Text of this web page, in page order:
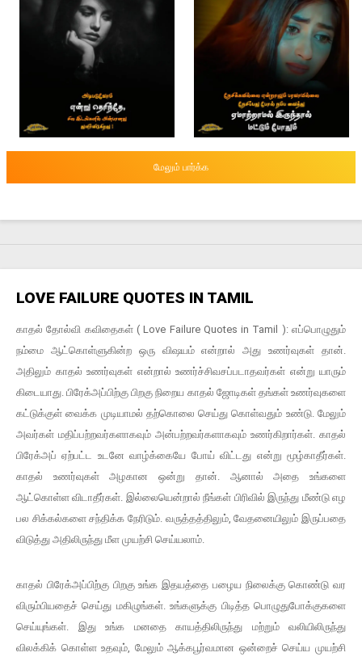
மேலும் பார்க்க
LOVE FAILURE QUOTES IN TAMIL
காதல் தோல்வி கவிதைகள் ( Love Failure Quotes in Tamil ): எப்பொழுதும்
நம்மை ஆட்கொள்ளுகின்ற ஒரு விஷயம் என்றால் அது உணர்வுகள் தான்.
அதிலும் காதல் உணர்வுகள் என்றால் உணர்ச்சிவசப்படாதவர்கள் என்று யாரும்
கிடையாது. பிரேக்அப்பிற்கு பிறகு நிறைய காதல் ஜோடிகள் தங்கள் உணர்வுகளை
கட்டுக்குள் வைக்க முடியாமல் தற்கொலை செய்து கொள்வதும் உண்டு. மேலும்
அவர்கள் மதிப்பற்றவர்களாகவும் அன்பற்றவர்களாகவும் உணர்கிறார்கள். காதல்
பிரேக்அப் ஏற்பட்ட உடனே வாழ்க்கையே போய் விட்டது என்று மூழ்காதீர்கள்.
காதல் உணர்வுகள் அழகான ஒன்று தான். ஆனால் அதை உங்களை
ஆட்கொள்ள விடாதீர்கள். இல்லையென்றால் நீங்கள் பிரிவில் இருந்து மீண்டு எழ
பல சிக்கல்களை சந்திக்க நேரிடும். வருத்தத்திலும், வேதனையிலும் இருப்பதை
விடுத்து அதிலிருந்து மீள முயற்சி செய்யலாம்.
காதல் பிரேக்அப்பிற்கு பிறகு உங்க இதயத்தை பழைய நிலைக்கு கொண்டு வர
விரும்பியதைச் செய்து மகிழுங்கள். உங்களுக்கு பிடித்த பொழுதுபோக்குகளை
செய்யுங்கள். இது உங்க மனதை காயத்திலிருந்து மற்றும் வலியிலிருந்து
விலக்கிக் கொள்ள உதவும், மேலும் ஆக்கபூர்வமான ஒன்றைச் செய்ய முயற்சி